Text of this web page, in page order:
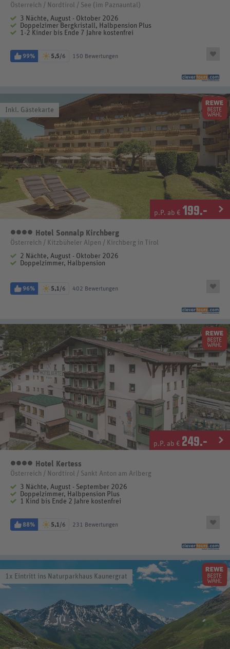
Österreich / Nordtirol / See (im Paznauntal)
3 Nächte, August - Oktober 2026
Doppelzimer Bergkristall, Halbpension Plus
1-2 Kinder bis Ende 7 Jahre kostenfrei
99% 5,5/6 150 Bewertungen
Inkl. Gästekarte
p.P. ab € 199.-
4 Sterne
Hotel Sonnalp Kirchberg
Österreich / Kitzbüheler Alpen / Kirchberg in Tirol
2 Nächte, August - Oktober 2026
Doppelzimmer, Halbpension
96% 5,1/6 402 Bewertungen
p.P. ab € 249.-
4 Sterne
Hotel Kertess
Österreich / Nordtirol / Sankt Anton am Arlberg
3 Nächte, August - September 2026
Doppelzimmer, Halbpension Plus
1 Kind bis Ende 2 Jahre kostenfrei
88% 5,1/6 231 Bewertungen
1x Eintritt ins Naturparkhaus Kaunergrat